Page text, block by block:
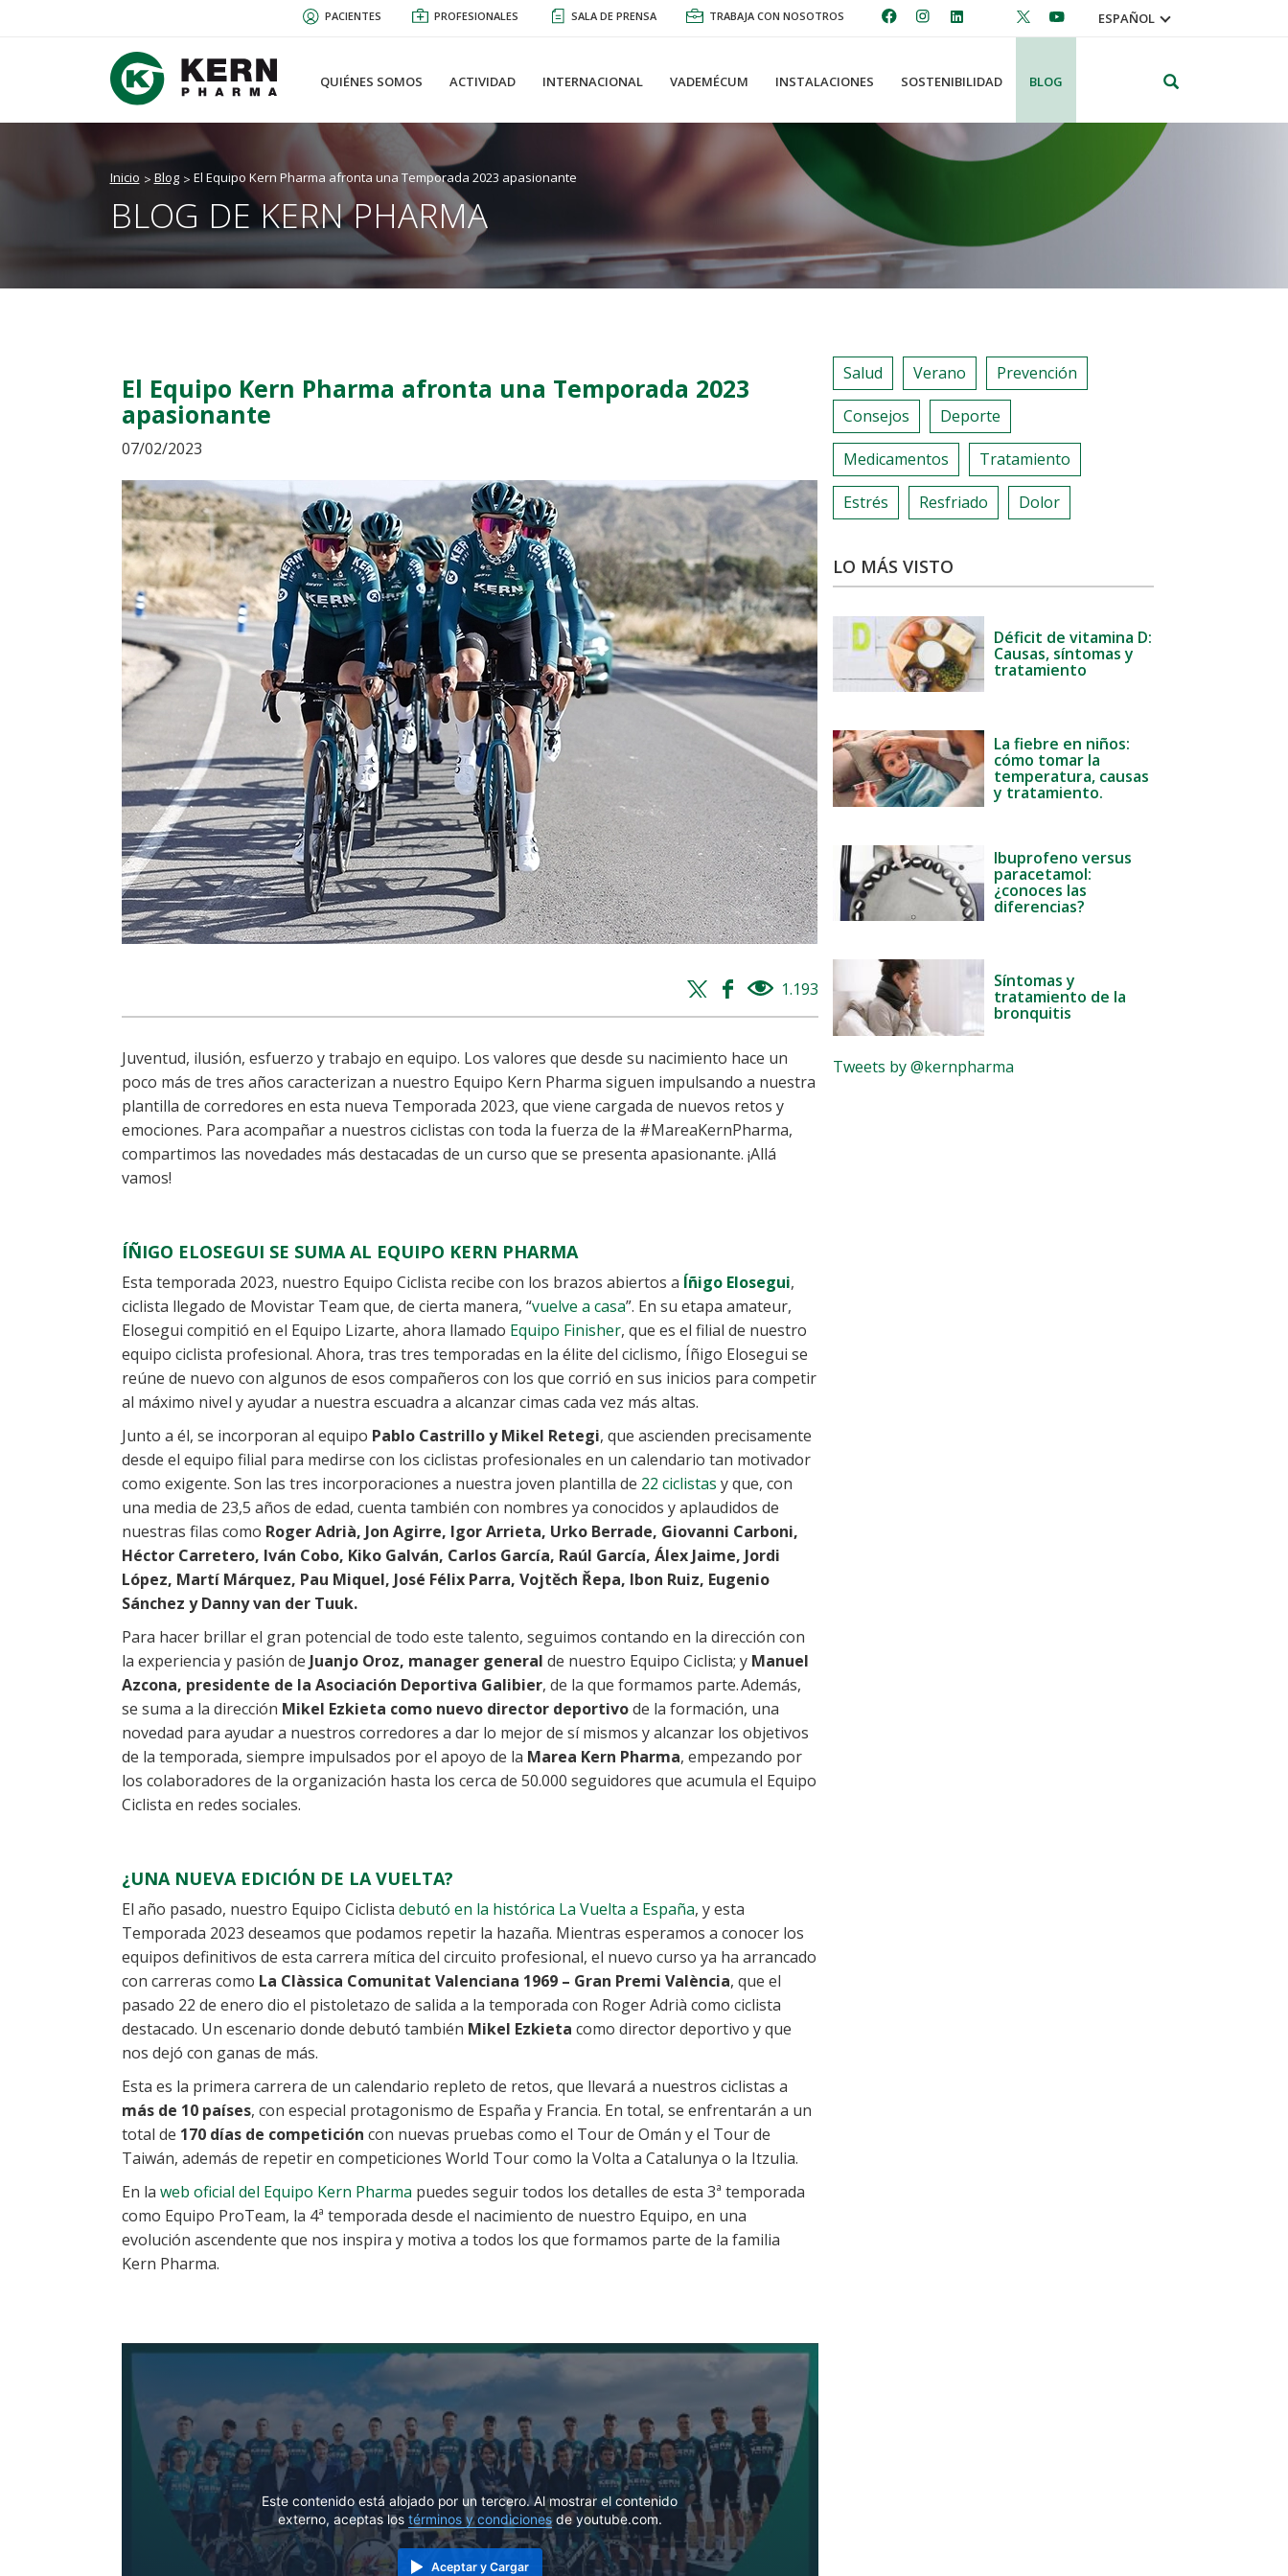
PACIENTES PROFESIONALES SALA DE PRENSA TRABAJA CON NOSOTROS ESPAÑOL
QUIÉNES SOMOS ACTIVIDAD INTERNACIONAL VADEMÉCUM INSTALACIONES SOSTENIBILIDAD BLOG
Inicio Blog El Equipo Kern Pharma afronta una Temporada 2023 apasionante
BLOG DE KERN PHARMA
El Equipo Kern Pharma afronta una Temporada 2023
apasionante
07/02/2023
Twitter
share
Facebook
share
1.193 views
Juventud, ilusión, esfuerzo y trabajo en equipo. Los valores que desde su nacimiento hace un
poco más de tres años caracterizan a nuestro Equipo Kern Pharma siguen impulsando a nuestra
plantilla de corredores en esta nueva Temporada 2023, que viene cargada de nuevos retos y
emociones. Para acompañar a nuestros ciclistas con toda la fuerza de la #MareaKernPharma,
compartimos las novedades más destacadas de un curso que se presenta apasionante. ¡Allá
vamos!
ÍÑIGO ELOSEGUI SE SUMA AL EQUIPO KERN PHARMA
Esta temporada 2023, nuestro Equipo Ciclista recibe con los brazos abiertos a Íñigo Elosegui,
ciclista llegado de Movistar Team que, de cierta manera, “vuelve a casa”. En su etapa amateur,
Elosegui compitió en el Equipo Lizarte, ahora llamado Equipo Finisher, que es el filial de nuestro
equipo ciclista profesional. Ahora, tras tres temporadas en la élite del ciclismo, Íñigo Elosegui se
reúne de nuevo con algunos de esos compañeros con los que corrió en sus inicios para competir
al máximo nivel y ayudar a nuestra escuadra a alcanzar cimas cada vez más altas.
Junto a él, se incorporan al equipo Pablo Castrillo y Mikel Retegi, que ascienden precisamente
desde el equipo filial para medirse con los ciclistas profesionales en un calendario tan motivador
como exigente. Son las tres incorporaciones a nuestra joven plantilla de 22 ciclistas y que, con
una media de 23,5 años de edad, cuenta también con nombres ya conocidos y aplaudidos de
nuestras filas como Roger Adrià, Jon Agirre, Igor Arrieta, Urko Berrade, Giovanni Carboni,
Héctor Carretero, Iván Cobo, Kiko Galván, Carlos García, Raúl García, Álex Jaime, Jordi
López, Martí Márquez, Pau Miquel, José Félix Parra, Vojtěch Řepa, Ibon Ruiz, Eugenio
Sánchez y Danny van der Tuuk.
Para hacer brillar el gran potencial de todo este talento, seguimos contando en la dirección con
la experiencia y pasión de Juanjo Oroz, manager general de nuestro Equipo Ciclista; y Manuel
Azcona, presidente de la Asociación Deportiva Galibier, de la que formamos parte. Además,
se suma a la dirección Mikel Ezkieta como nuevo director deportivode la formación, una
novedad para ayudar a nuestros corredores a dar lo mejor de sí mismos y alcanzar los objetivos
de la temporada, siempre impulsados por el apoyo de la Marea Kern Pharma, empezando por
los colaboradores de la organización hasta los cerca de 50.000 seguidores que acumula el Equipo
Ciclista en redes sociales.
¿UNA NUEVA EDICIÓN DE LA VUELTA?
El año pasado, nuestro Equipo Ciclista debutó en la histórica La Vuelta a España, y esta
Temporada 2023 deseamos que podamos repetir la hazaña. Mientras esperamos a conocer los
equipos definitivos de esta carrera mítica del circuito profesional, el nuevo curso ya ha arrancado
con carreras como La Clàssica Comunitat Valenciana 1969 – Gran Premi València, que el
pasado 22 de enero dio el pistoletazo de salida a la temporada con Roger Adrià como ciclista
destacado. Un escenario donde debutó también Mikel Ezkieta como director deportivo y que
nos dejó con ganas de más.
Esta es la primera carrera de un calendario repleto de retos, que llevará a nuestros ciclistas a
más de 10 países, con especial protagonismo de España y Francia. En total, se enfrentarán a un
total de 170 días de competición con nuevas pruebas como el Tour de Omán y el Tour de
Taiwán, además de repetir en competiciones World Tour como la Volta a Catalunya o la Itzulia.
En la web oficial del Equipo Kern Pharma puedes seguir todos los detalles de esta 3ª temporada
como Equipo ProTeam, la 4ª temporada desde el nacimiento de nuestro Equipo, en una
evolución ascendente que nos inspira y motiva a todos los que formamos parte de la familia
Kern Pharma.
Youtube_video
Este contenido está alojado por un tercero. Al mostrar el contenido
externo, aceptas los términos y condicionesde youtube.com.
Aceptar y Cargar
Salud Verano Prevención
Consejos Deporte
Medicamentos Tratamiento
Estrés Resfriado Dolor
LO MÁS VISTO
Déficit de vitamina D:
Causas, síntomas y
tratamiento
La fiebre en niños:
cómo tomar la
temperatura, causas
y tratamiento.
Ibuprofeno versus
paracetamol:
¿conoces las
diferencias?
Síntomas y
tratamiento de la
bronquitis
Tweets by @kernpharma